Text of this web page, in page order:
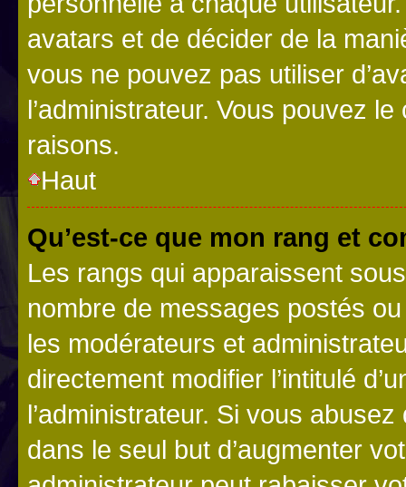
avatars et de décider de la
vous ne pouvez pas utiliser
l’administrateur. Vous pouvez
raisons.
Haut
Qu’est-ce que mon rang et
Les rangs qui apparaissent
nombre de messages postés
les modérateurs et
directement modifier l’intitulé
l’administrateur. Si vous
dans le seul but d’augmenter